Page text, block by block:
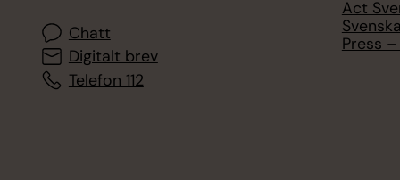
Chatt
Digitalt brev
Telefon 112
Act
Press